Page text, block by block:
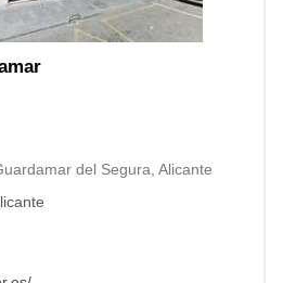
del Segura, Alicante